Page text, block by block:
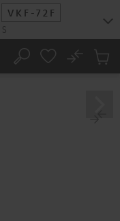
VKF-72F
S
Suche
No